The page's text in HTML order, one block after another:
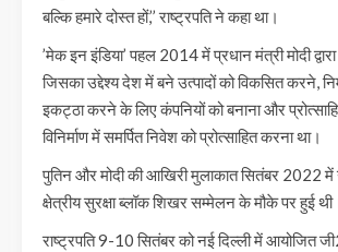
बल्कि हमारे दोस्त हों,’’ राष्ट्रपति ने कहा था।
’मेक इन इंडिया’ पहल 2014 में प्रधान मंत्री मोदी
जिसका उद्देश्य देश में बने उत्पादों को विकसित करने,
इकट्ठा करने के लिए कंपनियों को बनाना और
विनिर्माण में समर्पित निवेश को प्रोत्साहित करना था।
पुतिन और मोदी की आखिरी मुलाकात सितंबर 2022
क्षेत्रीय सुरक्षा ब्लॉक शिखर सम्मेलन के मौके पर हुई
राष्ट्रपति 9-10 सितंबर को नई दिल्ली में आयोजित